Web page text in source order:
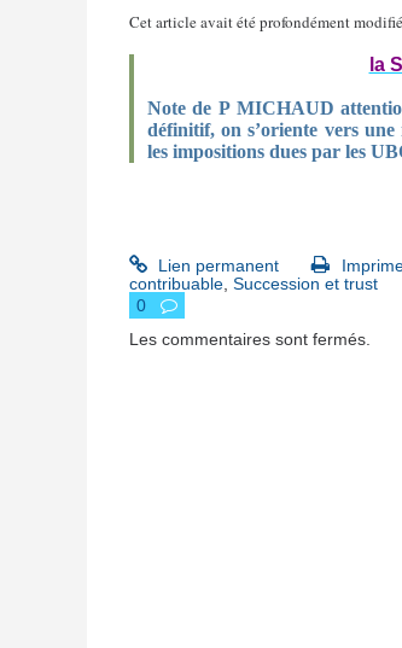
Cet article avait été profondément
la
Note de P MICHAUD
définitif, on s’oriente vers
les impositions dues par les
Lien permanent
contribuable Succession et trust
0
Les commentaires sont fermés.